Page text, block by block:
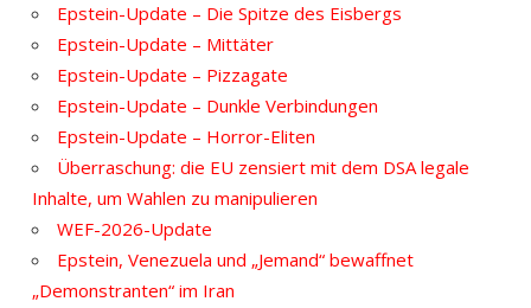
Epstein-Update – Die Spitze des Eisbergs
Epstein-Update – Mittäter
Epstein-Update – Pizzagate
Epstein-Update – Dunkle Verbindungen
Epstein-Update – Horror-Eliten
Überraschung: die EU zensiert mit dem DSA legale
Inhalte, um Wahlen zu manipulieren
WEF-2026-Update
Epstein, Venezuela und „Jemand“ bewaffnet
„Demonstranten“ im Iran